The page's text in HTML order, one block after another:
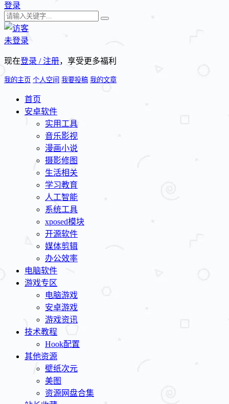
登录
未登录
现在登录 / 注册，享受更多福利
我的主页 个人空间 我要投稿 我的文章
首页
安卓软件
实用工具
音乐影视
漫画小说
摄影修图
生活相关
学习教育
人工智能
系统工具
xposed模块
开源软件
媒体剪辑
办公效率
电脑软件
游戏专区
电脑游戏
安卓游戏
游戏资讯
技术教程
Hook配置
其他资源
壁纸次元
美图
资源网盘合集